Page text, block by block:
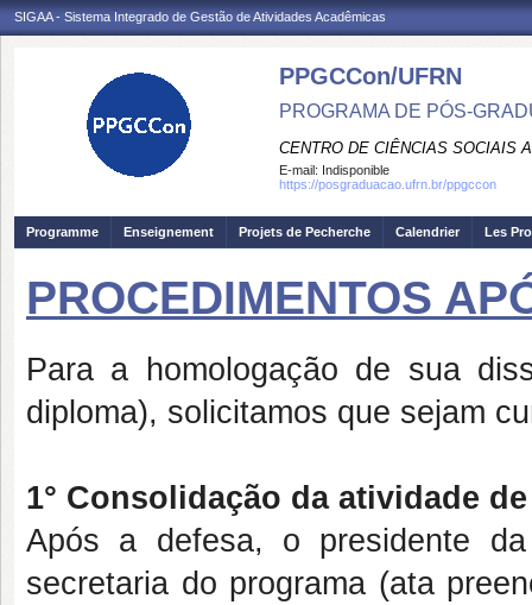
SIGAA - Sistema Integrado de Gestão de Atividades Acadêmicas
PPGCCon/UFRN
PROGRAMA DE PÓS-
CENTRO DE CIÊNCIAS SOCIAIS
E-mail: Indisponible
https://posgraduacao.ufrn.br/ppgccon
Programme Enseignement Projets de Pecherche Calendrier Les
PROCEDIMENTOS
Para a homologação de sua
diploma), solicitamos que sejam
1° Consolidação da atividade
Após a defesa, o presidente
secretaria do programa (ata